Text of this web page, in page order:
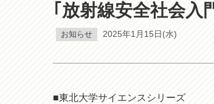
｢放射線安全社会
お知らせ 2025年1月15日(水)
■東北大学サイエンスシリーズ